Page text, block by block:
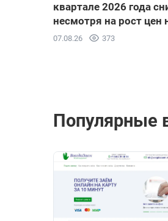
квартале 2026 года
несмотря на рост цен
07.08.26 373
Популярные